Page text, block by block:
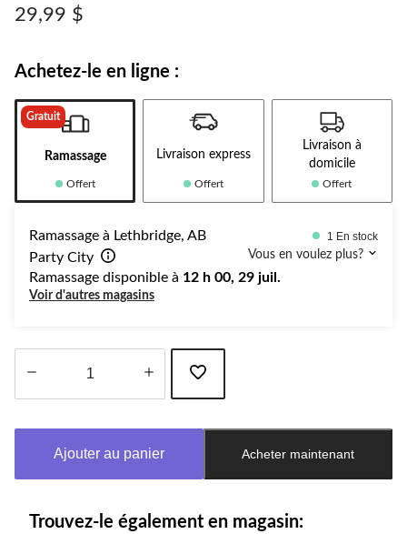
29,99 $
Achetez-le en ligne :
Gratuit
Ramassage
Offert
Livraison express
Offert
Livraison à
domicile
Offert
Ramassage à Lethbridge, AB
Party City
1 En stock
Vous en voulez plus?
Ramassage disponible à 12 h 00, 29 juil.
Voir d'autres magasins
à
Ajouter au panier Acheter maintenant
Trouvez-le également en magasin: